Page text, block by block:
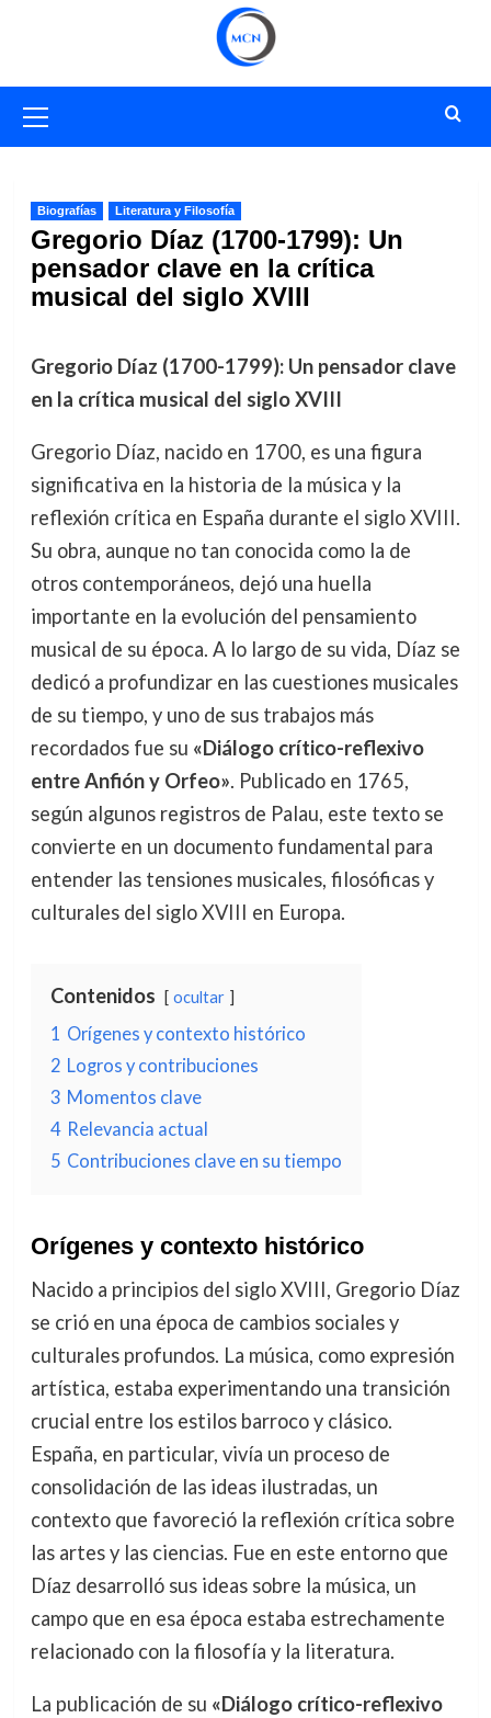
primario
Biografías Literatura y Filosofía
Gregorio Díaz (1700-1799): Un
pensador clave en la crítica
musical del siglo XVIII
Gregorio Díaz (1700-1799): Un pensador clave
en la crítica musical del siglo XVIII
Gregorio Díaz, nacido en 1700, es una figura
significativa en la historia de la música y la
reflexión crítica en España durante el siglo XVIII.
Su obra, aunque no tan conocida como la de
otros contemporáneos, dejó una huella
importante en la evolución del pensamiento
musical de su época. A lo largo de su vida, Díaz se
dedicó a profundizar en las cuestiones musicales
de su tiempo, y uno de sus trabajos más
recordados fue su «Diálogo crítico-reflexivo
entre Anfión y Orfeo». Publicado en 1765,
según algunos registros de Palau, este texto se
convierte en un documento fundamental para
entender las tensiones musicales, filosóficas y
culturales del siglo XVIII en Europa.
Contenidos ocultar
1 Orígenes y contexto histórico
2 Logros y contribuciones
3 Momentos clave
4 Relevancia actual
5 Contribuciones clave en su tiempo
Orígenes y contexto histórico
Nacido a principios del siglo XVIII, Gregorio Díaz
se crió en una época de cambios sociales y
culturales profundos. La música, como expresión
artística, estaba experimentando una transición
crucial entre los estilos barroco y clásico.
España, en particular, vivía un proceso de
consolidación de las ideas ilustradas, un
contexto que favoreció la reflexión crítica sobre
las artes y las ciencias. Fue en este entorno que
Díaz desarrolló sus ideas sobre la música, un
campo que en esa época estaba estrechamente
relacionado con la filosofía y la literatura.
La publicación de su «Diálogo crítico-reflexivo